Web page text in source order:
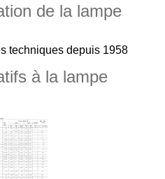
de la lampe
techniques depuis 1958
à la lampe